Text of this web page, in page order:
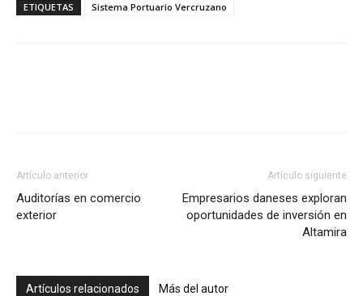
ETIQUETAS
Sistema Portuario Vercruzano
Artículo anterior
Auditorías en comercio
exterior
Artículo siguiente
Empresarios daneses exploran
oportunidades de inversión en
Altamira
Artículos relacionados Más del autor